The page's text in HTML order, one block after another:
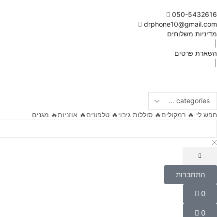
050-5432616
drphone10@gmail.com
מדיניות משלוחים
השארת פרטים
חפש לי 🔥 רמקולים🔥 סוללות גיבוי🔥 טלפונים🔥 אוזניות🔥 מגנים
שם משתמש או כתובת אימייל
התחברות
0
0